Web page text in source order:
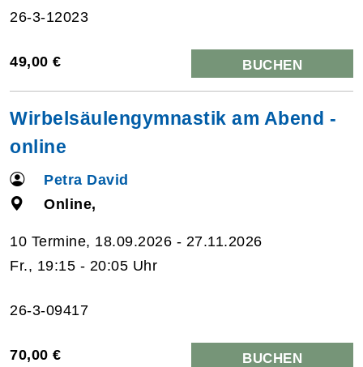
26-3-12023
49,00 € BUCHEN
Wirbelsäulengymnastik am Abend -
online
Petra David
Online,
10 Termine, 18.09.2026 - 27.11.2026
Fr., 19:15 - 20:05 Uhr
26-3-09417
70,00 € BUCHEN